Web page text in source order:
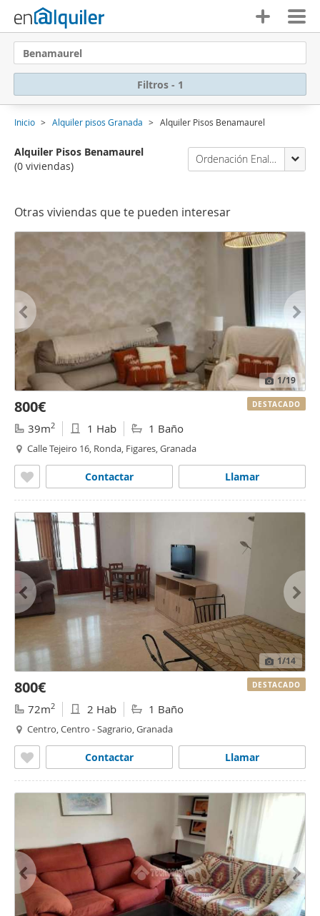
Benamaurel
Filtros - 1
Inicio Alquiler pisos Granada Alquiler Pisos Benamaurel
Alquiler Pisos Benamaurel
(0 viviendas)
Ordenación Enalquiler
Otras viviendas que te pueden interesar
1/19
800€
39m2 1 Hab 1 Baño
Calle Tejeiro 16, Ronda, Figares, Granada
Llamar
Contactar
DESTACADO
1/14
800€
72m2 2 Hab 1 Baño
Centro, Centro - Sagrario, Granada
Llamar
Contactar
DESTACADO